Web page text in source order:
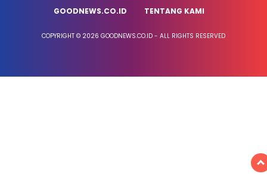
GOODNEWS.CO.ID
TENTANG KAMI
COPYRIGHT © 2026 GOODNEWS.CO.ID - ALL RIGHTS RESERVED